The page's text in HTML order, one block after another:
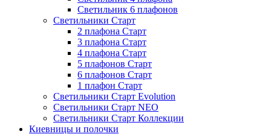
Светильник 6 плафонов
Светильники Старт
2 плафона Старт
3 плафона Старт
4 плафона Старт
5 плафонов Старт
6 плафонов Старт
1 плафон Старт
Светильники Старт Evolution
Светильники Старт NEO
Светильники Старт Коллекции
Киевницы и полочки